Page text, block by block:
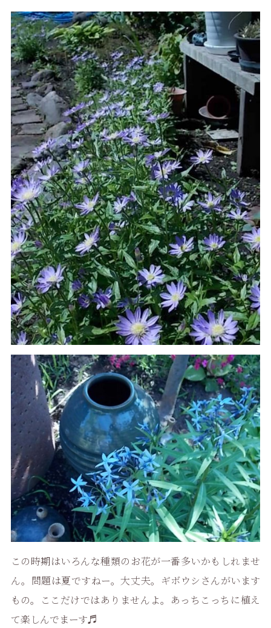
この時期はいろんな種類のお花が一番多いかもしれませ
ん。問題は夏ですねー。大丈夫。ギボウシさんがいます
もの。ここだけではありませんよ。あっちこっちに植え
て楽しんでまーす♬